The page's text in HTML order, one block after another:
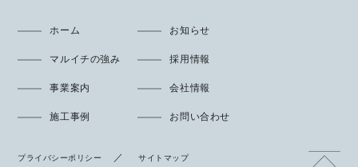
ホーム お知らせ
マルイチの強み 採用情報
事業案内 会社情報
施工事例 お問い合わせ
プライバシーポリシー サイトマップ